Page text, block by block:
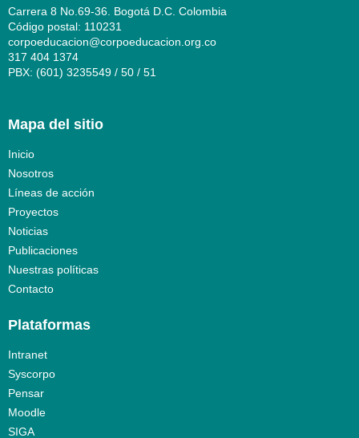
Carrera 8 No.69-36. Bogotá D.C. Colombia
Código postal: 110231
corpoeducacion@corpoeducacion.org.co
317 404 1374
PBX: (601) 3235549 / 50 / 51
Mapa del sitio
Inicio
Nosotros
Líneas de acción
Proyectos
Noticias
Publicaciones
Nuestras políticas
Contacto
Plataformas
Intranet
Syscorpo
Pensar
Moodle
SIGA